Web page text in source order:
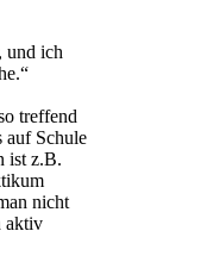
und ich
treffend
auf Schule
ist z.B.
nicht
aktiv